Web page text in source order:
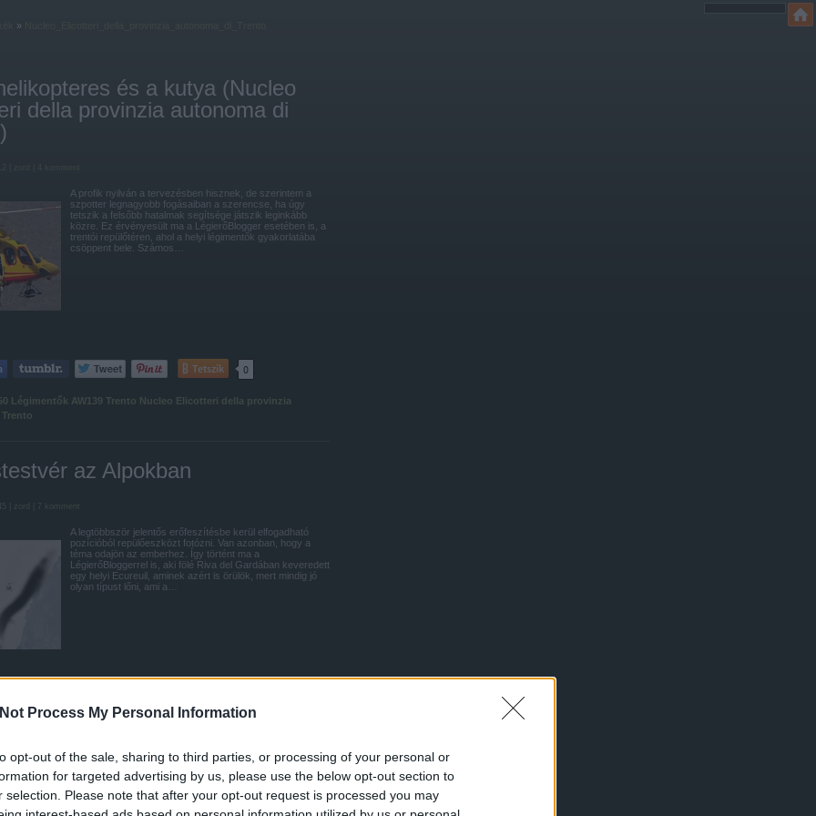
Process My Personal Information
opt-out of the sale, sharing to third parties, or processing of your personal or
for targeted advertising by us, please use the below opt-out section to
selection. Please note that after your opt-out request is processed you may
»
és a kutya (Nucleo
della provinzia autonoma di
A profik nyilván a tervezésben hisznek, de szerintem a
szpotter legnagyobb fogásaiban a szerencse, ha úgy
tetszik a felsőbb hatalmak segítsége játszik leginkább
közre. Ez érvényesült ma a LégierőBlogger esetében is, a
trentói repülőtéren, ahol a helyi légimentők gyakorlatába
csöppent bele. Számos…
Tetszik 0
Légimentők AW139 Trento Nucleo Elicotteri della provinzia
az Alpokban
zord
A legtöbbször jelentős erőfeszítésbe kerül elfogadható
pozícióból repülőeszközt fotózni. Van azonban, hogy a
téma odajön az emberhez. Így történt ma a
LégierőBloggerrel is, aki fölé Riva del Gardában keveredett
egy helyi Ecureuil, aminek azért is örülök, mert mindig jó
olyan típust lőni, ami a…
Tetszik 0
di Trento